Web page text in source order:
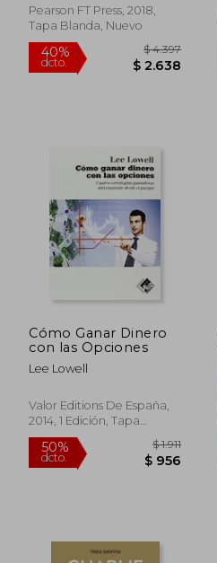
dcto. $ 1.724
Pearson FT Press, 2018,
Tapa Blanda, Nuevo
40%
Cómo Ganar Dinero
con las Opciones
Lee Lowell
Valor Editions De España,
2014, 1 Edición, Tapa
Blanda, Nuevo